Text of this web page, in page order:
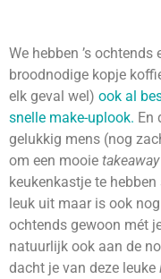
We hebben ’s
broodnodige kopje
elk geval wel) ook al
snelle make-uplook. En
gelukkig mens (nog
om een mooie
keukenkastje te
leuk uit maar is ook
ochtends gewoon mét
natuurlijk ook aan de
dacht je van deze leuke